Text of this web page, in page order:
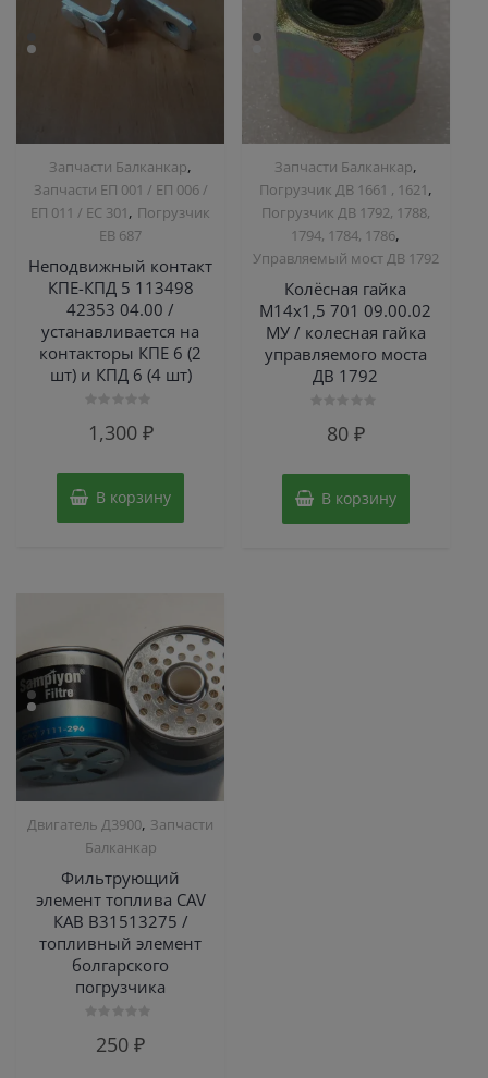
Запчасти Балканкар,
Запчасти ЕП 001 / ЕП 006 /
ЕП 011 / ЕС 301, Погрузчик
ЕВ 687
Неподвижный контакт
КПЕ-КПД 5 113498
42353 04.00 /
устанавливается на
контакторы КПЕ 6 (2
шт) и КПД 6 (4 шт)
01,300 ₽
В корзину
Запчасти Балканкар,
Погрузчик ДВ 1661 , 1621,
Погрузчик ДВ 1792, 1788,
1794, 1784, 1786,
Управляемый мост ДВ 1792
Колёсная гайка
М14х1,5 701 09.00.02
МУ / колесная гайка
управляемого моста
ДВ 1792
80 ₽
В корзину
Двигатель Д3900, Запчасти
Балканкар
Фильтрующий
элемент топлива CAV
КАВ B31513275 /
топливный элемент
болгарского
погрузчика
250₽